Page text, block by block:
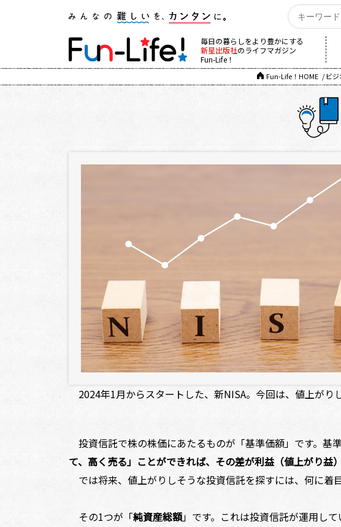
毎日の暮らしをより豊かにする
新星出版社のライフマガジン
Fun-Life！
Fun-Life！HOME ビ
2024年1月からスタートした、新NISA。今回は、値上がり
投資信託で株の株価にあたるものが「基準価額」です。基
て、高く売る」ことができれば、その差が利益（値上がり益）
では将来、値上がりしそうな投資信託を探すには、何に着
その1つが「純資産総額」です。これは投資信託が運用し